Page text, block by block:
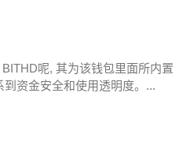
呢, 其为该钱包里面所内置
资金安全和使用透明度。...